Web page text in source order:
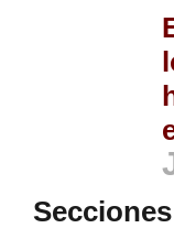
Secciones